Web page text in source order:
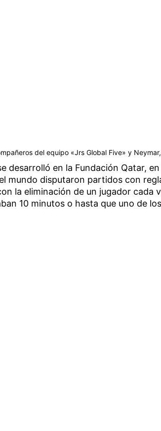
del equipo «Jrs Global Five» y
desarrolló en la Fundación Qatar,
mundo disputaron partidos con
la eliminación de un jugador cada
10 minutos o hasta que uno de